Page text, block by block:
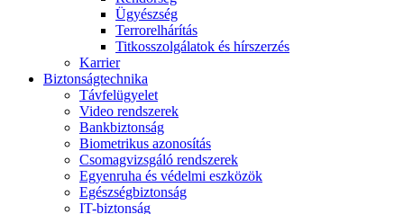
Ügyészség
Terrorelhárítás
Titkosszolgálatok és hírszerzés
Karrier
Biztonságtechnika
Távfelügyelet
Video rendszerek
Bankbiztonság
Biometrikus azonosítás
Csomagvizsgáló rendszerek
Egyenruha és védelmi eszközök
Egészségbiztonság
IT-biztonság